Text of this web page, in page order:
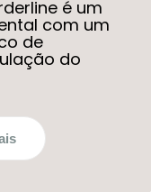
é um
com um
de
do